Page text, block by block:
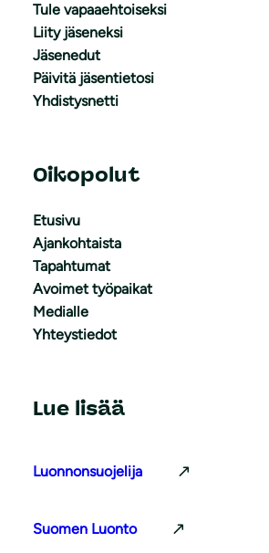
Tule vapaaehtoiseksi
Liity jäseneksi
Jäsenedut
Päivitä jäsentietosi
Yhdistysnetti
Oikopolut
Etusivu
Ajankohtaista
Tapahtumat
Avoimet työpaikat
Medialle
Yhteystiedot
Lue lisää
Luonnonsuojelija
Suomen Luonto